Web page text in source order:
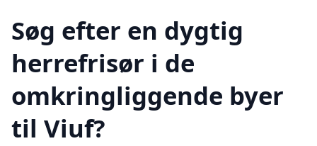
Søg efter en dygtig
herrefrisør i de
omkringliggende byer
til Viuf?